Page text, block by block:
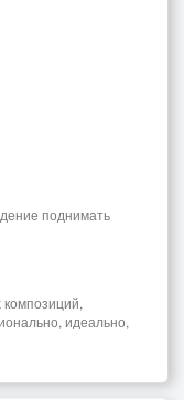
поднимать
идеально,